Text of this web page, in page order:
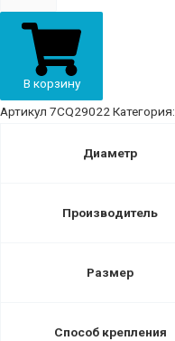
с
проколами
пластик
7CQ29022
кофейный
В корзину
Артикул 7CQ29022 Категория:
Диаметр
Производитель
Размер
Способ крепления